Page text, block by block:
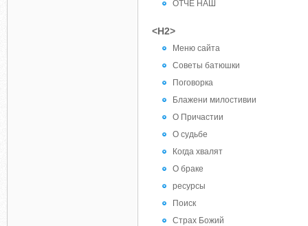
ОТЧЕ НАШ
<H2>
Меню сайта
Советы батюшки
Поговорка
Блажени милостивии
О Причастии
О судьбе
Когда хвалят
О браке
ресурсы
Поиск
Страх Божий